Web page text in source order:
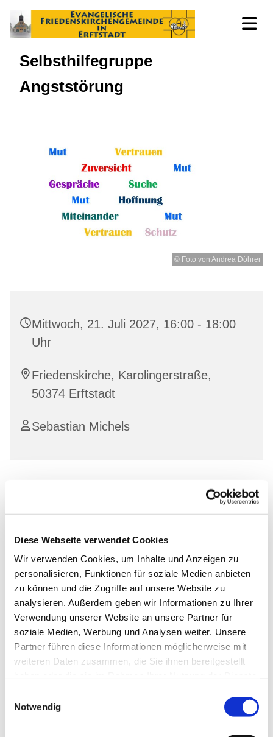
Diese Webseite verwendet Cookies
Wir verwenden Cookies, um Inhalte und Anzeigen zu
personalisieren, Funktionen für soziale Medien anbieten
zu können und die Zugriffe auf unsere Website zu
analysieren. Außerdem geben wir Informationen zu Ihrer
Verwendung unserer Website an unsere Partner für
soziale Medien, Werbung und Analysen weiter. Unsere
Partner führen diese Informationen möglicherweise mit
weiteren Daten zusammen, die Sie ihnen bereitgestellt
Notwendig
Selbsthilfegruppe
Angststörung
© Foto von Andrea Döhrer
Mittwoch, 21. Juli 2027, 16:00 - 18:00
Uhr
Friedenskirche, Karolingerstraße,
50374 Erftstadt
Sebastian Michels